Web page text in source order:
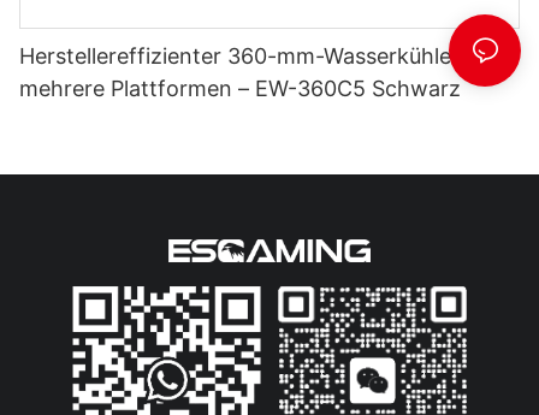
Herstellereffizienter 360-mm-Wasserkühler für
mehrere Plattformen – EW-360C5 Schwarz